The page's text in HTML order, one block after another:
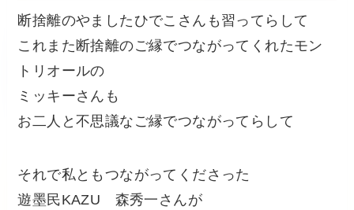
断捨離のやましたひでこさんも習ってらして
これまた断捨離のご縁でつながってくれたモン
トリオールの
ミッキーさんも
お二人と不思議なご縁でつながってらして
それで私ともつながってくださった
遊墨民KAZU 森秀一さんが